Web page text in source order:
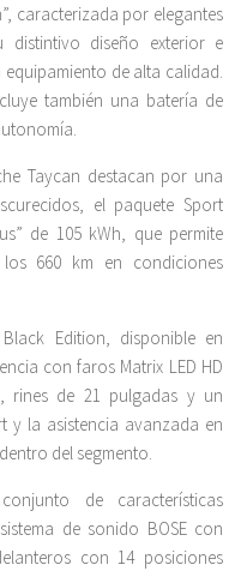
caracterizada por elegantes
distintivo diseño exterior e
de alta calidad.
también una batería de
Taycan destacan por una
el paquete Sport
de 105 kWh, que permite
660 km en condiciones
Edition, disponible en
con faros Matrix LED HD
rines de 21 pulgadas y un
y la asistencia avanzada en
del segmento.
de características
de sonido BOSE con
con 14 posiciones